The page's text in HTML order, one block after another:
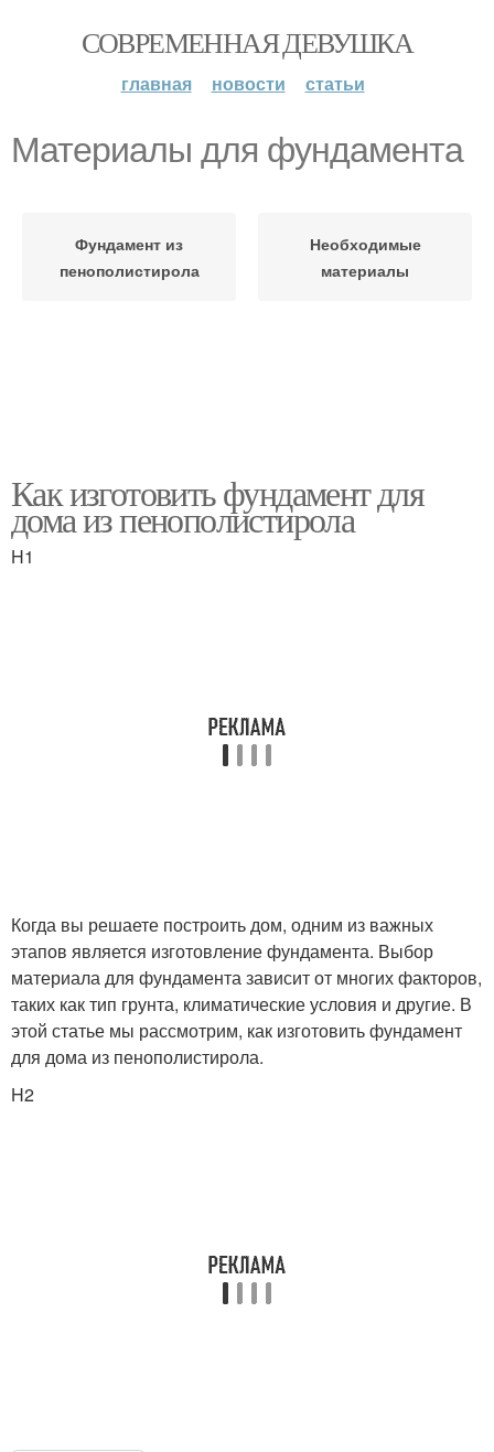
СОВРЕМЕННАЯ ДЕВУШКА
главная новости статьи
Материалы для фундамента
Фундамент из
пенополистирола
Необходимые
материалы
Как изготовить фундамент для
дома из пенополистирола
H1
Когда вы решаете построить дом, одним из важных
этапов является изготовление фундамента. Выбор
материала для фундамента зависит от многих факторов,
таких как тип грунта, климатические условия и другие. В
этой статье мы рассмотрим, как изготовить фундамент
для дома из пенополистирола.
H2